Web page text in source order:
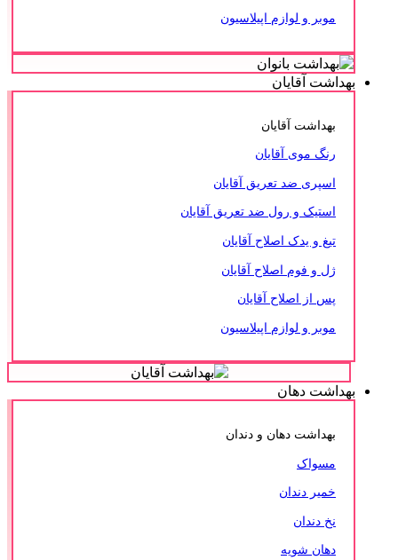
موبر و لوازم اپیلاسیون
بهداشت آقایان
بهداشت آقایان
رنگ موی آقایان
اسپری ضد تعریق آقایان
استیک و رول ضد تعریق آقایان
تیغ و یدک اصلاح آقایان
ژل و فوم اصلاح آقایان
پس از اصلاح آقایان
موبر و لوازم اپیلاسیون
بهداشت دهان
بهداشت دهان و دندان
مسواک
خمیر دندان
نخ دندان
دهان شویه